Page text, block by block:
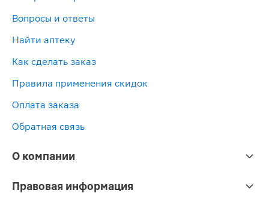
Вопросы и ответы
Найти аптеку
Как сделать заказ
Правила применения скидок
Оплата заказа
Обратная связь
О компании
Правовая информация